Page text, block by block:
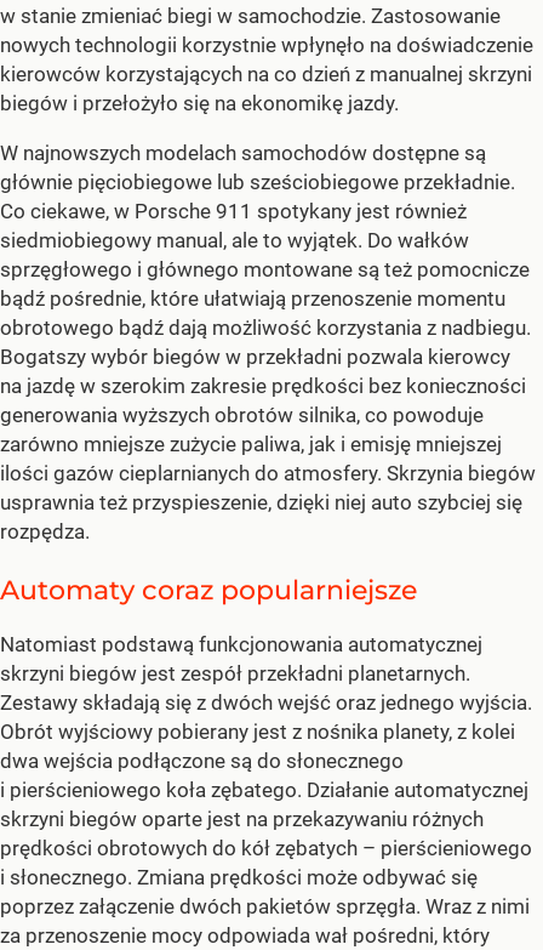
w stanie zmieniać biegi w samochodzie. Zastosowanie
nowych technologii korzystnie wpłynęło na doświadczenie
kierowców korzystających na co dzień z manualnej skrzyni
biegów i przełożyło się na ekonomikę jazdy.
W najnowszych modelach samochodów dostępne są
głównie pięciobiegowe lub sześciobiegowe przekładnie.
Co ciekawe, w Porsche 911 spotykany jest również
siedmiobiegowy manual, ale to wyjątek. Do wałków
sprzęgłowego i głównego montowane są też pomocnicze
bądź pośrednie, które ułatwiają przenoszenie momentu
obrotowego bądź dają możliwość korzystania z nadbiegu.
Bogatszy wybór biegów w przekładni pozwala kierowcy
na jazdę w szerokim zakresie prędkości bez konieczności
generowania wyższych obrotów silnika, co powoduje
zarówno mniejsze zużycie paliwa, jak i emisję mniejszej
ilości gazów cieplarnianych do atmosfery. Skrzynia biegów
usprawnia też przyspieszenie, dzięki niej auto szybciej się
rozpędza.
Automaty coraz popularniejsze
Natomiast podstawą funkcjonowania automatycznej
skrzyni biegów jest zespół przekładni planetarnych.
Zestawy składają się z dwóch wejść oraz jednego wyjścia.
Obrót wyjściowy pobierany jest z nośnika planety, z kolei
dwa wejścia podłączone są do słonecznego
i pierścieniowego koła zębatego. Działanie automatycznej
skrzyni biegów oparte jest na przekazywaniu różnych
prędkości obrotowych do kół zębatych – pierścieniowego
i słonecznego. Zmiana prędkości może odbywać się
poprzez załączenie dwóch pakietów sprzęgła. Wraz z nimi
za przenoszenie mocy odpowiada wał pośredni, który